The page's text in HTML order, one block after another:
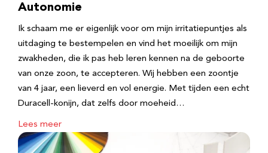
Autonomie
Ik schaam me er eigenlijk voor om mijn irritatiepuntjes als
uitdaging te bestempelen en vind het moeilijk om mijn
zwakheden, die ik pas heb leren kennen na de geboorte
van onze zoon, te accepteren. Wij hebben een zoontje
van 4 jaar, een lieverd en vol energie. Met tijden een echt
Duracell-konijn, dat zelfs door moeheid…
Lees meer